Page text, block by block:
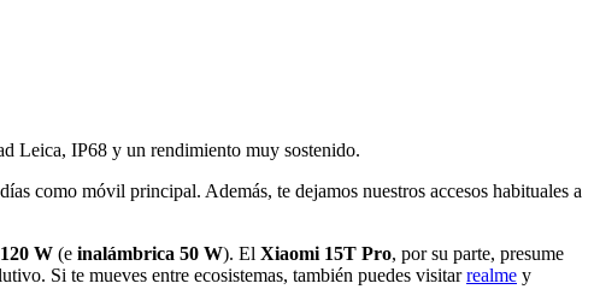
Leica, IP68 y un rendimiento muy sostenido.
como móvil principal. Además, te dejamos nuestros accesos habituales a
120 W (e inalámbrica 50 W). El Xiaomi 15T Pro, por su parte, presume
Si te mueves entre ecosistemas, también puedes visitarrealme y